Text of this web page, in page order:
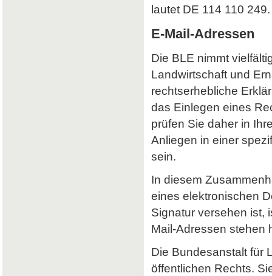
lautet DE 114 110 249.
E-Mail-Adressen
Die BLE nimmt
Landwirtschaft und
rechtserhebliche
das Einlegen eines
prüfen Sie daher in
Anliegen in einer
sein.
In diesem
eines elektronischen
Signatur versehen ist,
Mail-Adressen stehen
Die Bundesanstalt für
öffentlichen Rechts.